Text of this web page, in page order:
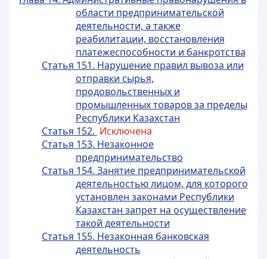
области предпринимательской
деятельности, а также
реабилитации, восстановления
платежеспособности и банкротства
Статья 151. Нарушение правил вывоза или
отправки сырья,
продовольственных и
промышленных товаров за пределы
Республики Казахстан
Статья 152. Исключена
Статья 153. Незаконное
предпринимательство
Статья 154. Занятие предпринимательской
деятельностью лицом, для которого
установлен законами Республики
Казахстан запрет на осуществление
такой деятельности
Статья 155. Незаконная банковская
деятельность